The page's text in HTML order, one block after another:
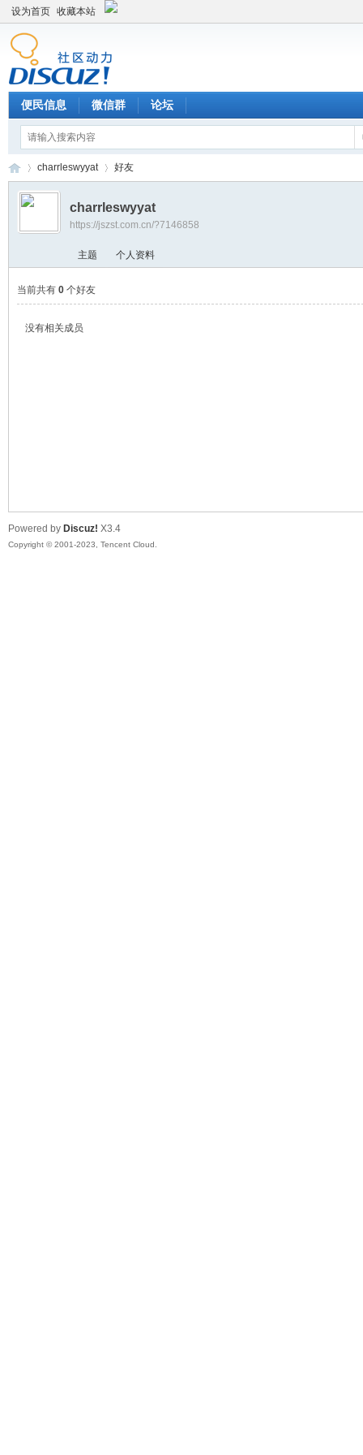
设为首页 收藏本站
便民信息 微信群 论坛
›
charrleswyyat 好友
charrleswyyat
https://jszst.com.cn/?7146858
主题 个人资料
当前共有 0个好友
没有相关成员
Powered by Discuz! X3.4
Copyright © 2001-2023, Tencent Cloud.